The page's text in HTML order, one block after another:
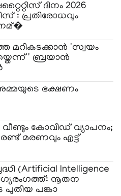
ദിനം 2026
: പ്രതിരോധവും
നമ്�
മറികടക്കാൻ 'സ്വയം
ബ്രയാൻ
ഭക്ഷണം
കോവിഡ് വ്യാപനം;
മരണവും എട്ട്
(Artificial Intelligence
നൂതന
പുതിയ പങ്കാ